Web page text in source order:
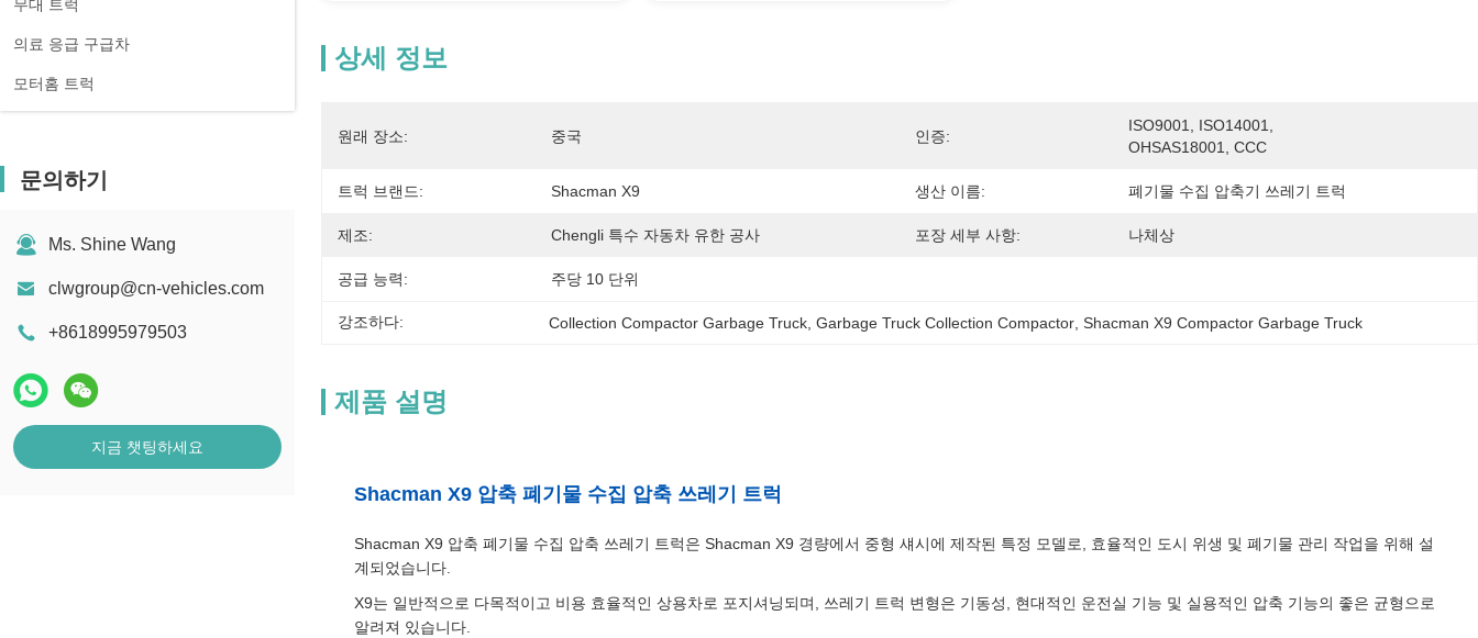
무대 트럭
의료 응급 구급차
모터홈 트럭
문의하기
Ms. Shine Wang
clwgroup@cn-vehicles.com
+8618995979503
지금 챗팅하세요
상세 정보
원래 장소: 중국 인증:
ISO9001, ISO14001,
OHSAS18001, CCC
트럭 브랜드: Shacman X9 생산 이름: 폐기물 수집 압축기 쓰레기 트럭
제조: Chengli 특수 자동차 유한 공사 포장 세부 사항: 나체상
공급 능력: 주당 10 단위
강조하다: Collection Compactor Garbage Truck Garbage Truck Collection Compactor Shacman X9 Compactor Garbage Truck
제품 설명
Shacman X9 압축 폐기물 수집 압축 쓰레기 트럭
Shacman X9 압축 폐기물 수집 압축 쓰레기 트럭은 Shacman X9 경량에서 중형 섀시에 제작된 특정 모델로, 효율적인 도시 위생 및 폐기물 관리 작업을 위해 설
계되었습니다.
X9는 일반적으로 다목적이고 비용 효율적인 상용차로 포지셔닝되며, 쓰레기 트럭 변형은 기동성, 현대적인 운전실 기능 및 실용적인 압축 기능의 좋은 균형으로
알려져 있습니다.